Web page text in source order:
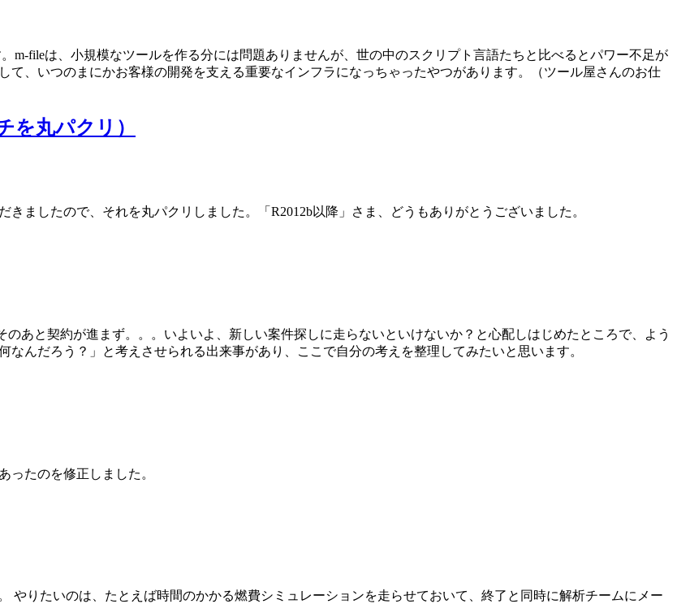
m-fileは、小規模なツールを作る分には問題ありませんが、世の中のスクリプト言語たちと比べるとパワー不足が
て、いつのまにかお客様の開発を支える重要なインフラになっちゃったやつがあります。（ツール屋さんのお仕
を丸パクリ）
きましたので、それを丸パクリしました。「R2012b以降」さま、どうもありがとうございました。
あと契約が進まず。。。いよいよ、新しい案件探しに走らないといけないか？と心配しはじめたところで、よう
んだろう？」と考えさせられる出来事があり、ここで自分の考えを整理してみたいと思います。
ったのを修正しました。
りたいのは、たとえば時間のかかる燃費シミュレーションを走らせておいて、終了と同時に解析チームにメー